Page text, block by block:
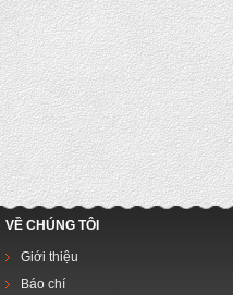
VỀ CHÚNG TÔI
Giới thiệu
Báo chí